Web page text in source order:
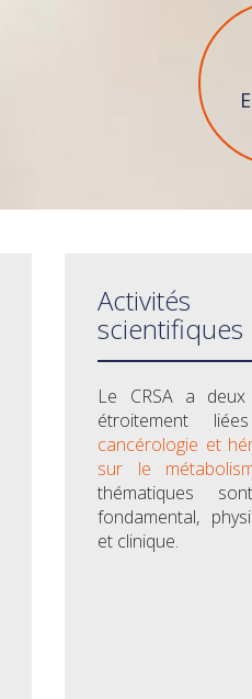
Activités
scientifiques
Le CRSA a deux
étroitement
cancérologie et
sur le
thématiques
fondamental,
et clinique.